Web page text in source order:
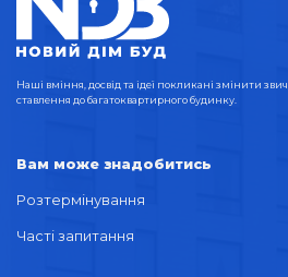
Наші вміння, досвід та ідеї покликані змінити
ставлення до багатоквартирного будинку.
Вам може знадобитись
Розтермінування
Часті запитання